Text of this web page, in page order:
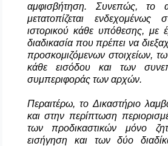
αμφισβήτηση. Συνεπώς, το
μετατοπίζεται
ιστορικού κάθε υπόθεσης, με
διαδικασία που πρέπει να
προσκομιζόμενων στοιχείων,
κάθε εισόδου και των
συμπεριφοράς των αρχών.
Περαιτέρω, το Δικαστήριο
και στην περίπτωση
των προδικαστικών μόνο
εισήγηση και των δύο